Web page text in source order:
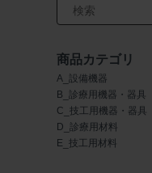
検索キーワード入力
商品カテゴリ
A_設備機器
B_診療用機器・器具
C_技工用機器・器具
D_診療用材料
E_技工用材料